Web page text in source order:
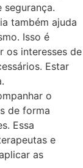
também ajuda
Isso é
os interesses de
Estar
o
de forma
Essa
e
as